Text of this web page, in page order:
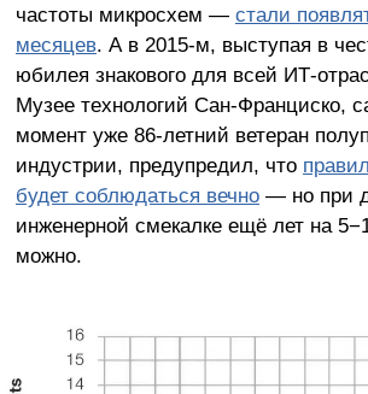
частоты микросхем — стали
месяцев. А в 2015-м, выступая в
юбилея знакового для всей ИТ-
Музее технологий Сан-Франциско,
момент уже 86-летний ветеран
индустрии, предупредил, что
будет соблюдаться вечно— но при
инженерной смекалке ещё лет на
можно.